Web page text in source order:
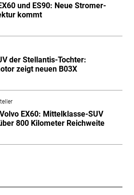
und ES90: Neue Stromer-
kommt
der Stellantis-Tochter:
zeigt neuen B03X
EX60: Mittelklasse-SUV
800 Kilometer Reichweite